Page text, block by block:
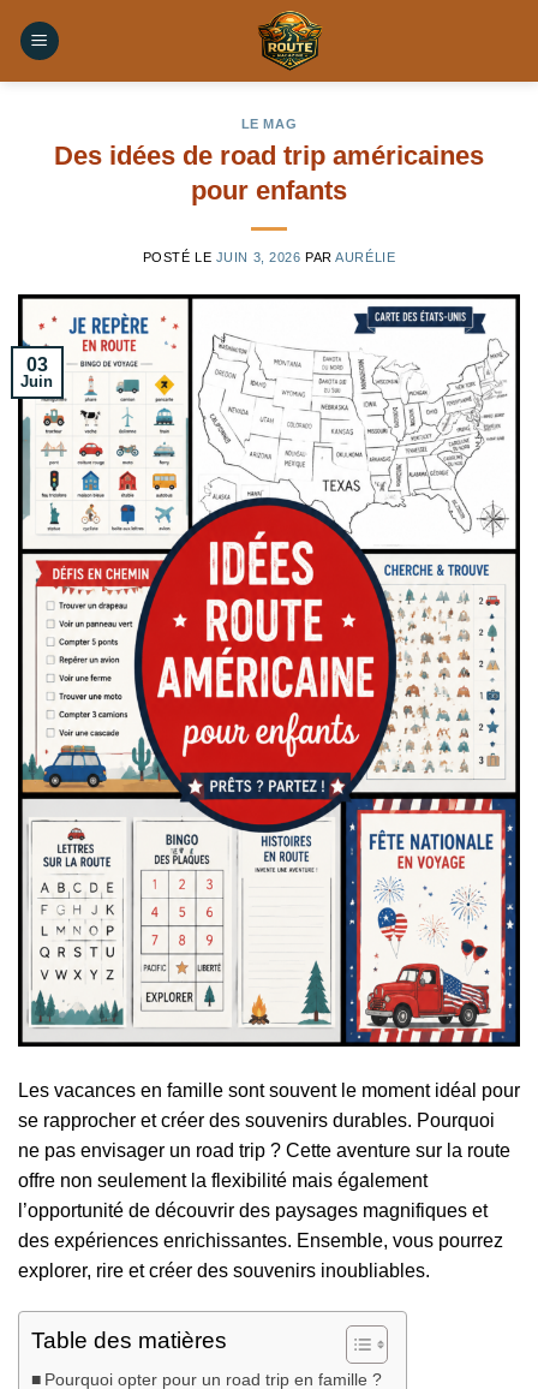
LE MAG
Des idées de road trip américaines
pour enfants
POSTÉ LE JUIN 3, 2026 PARAURÉLIE
03
Juin
Les vacances en famille sont souvent le moment idéal pour
se rapprocher et créer des souvenirs durables. Pourquoi
ne pas envisager un road trip ? Cette aventure sur la route
offre non seulement la flexibilité mais également
l’opportunité de découvrir des paysages magnifiques et
des expériences enrichissantes. Ensemble, vous pourrez
explorer, rire et créer des souvenirs inoubliables.
Table des matières
Pourquoi opter pour un road trip en famille ?